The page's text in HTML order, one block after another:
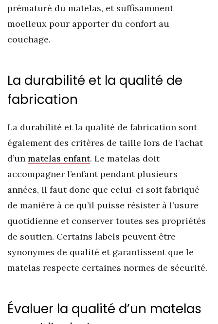
prématuré du matelas, et suffisamment
moelleux pour apporter du confort au
couchage.
La durabilité et la qualité de
fabrication
La durabilité et la qualité de fabrication sont
également des critères de taille lors de l’achat
d’un matelas enfant. Le matelas doit
accompagner l’enfant pendant plusieurs
années, il faut donc que celui-ci soit fabriqué
de manière à ce qu’il puisse résister à l’usure
quotidienne et conserver toutes ses propriétés
de soutien. Certains labels peuvent être
synonymes de qualité et garantissent que le
matelas respecte certaines normes de sécurité.
Évaluer la qualité d’un matelas